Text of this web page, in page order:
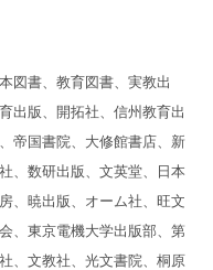
図書、教育図書、実教出
出版、開拓社、信州教育出
帝国書院、大修館書店、新
、数研出版、文英堂、日本
、暁出版、オーム社、旺文
、東京電機大学出版部、第
、文教社、光文書院、桐原